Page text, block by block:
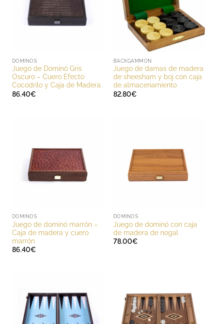
DOMINOS
Juego de Dominó Gris
Oscuro – Cuero Efecto
Cocodrilo y Caja de Madera
86.40€
BACKGAMMON
Juego de damas de madera
de sheesham y boj con caja
de almacenamiento
82.80€
DOMINOS
Juego de dominó marrón –
Caja de madera y cuero
marrón
86.40€
DOMINOS
Juego de dominó con caja
de madera de nogal
78.00€